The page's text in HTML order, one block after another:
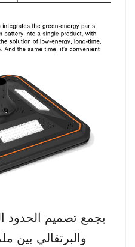
يجمع تصميم الحدود
والبرتقالي بين